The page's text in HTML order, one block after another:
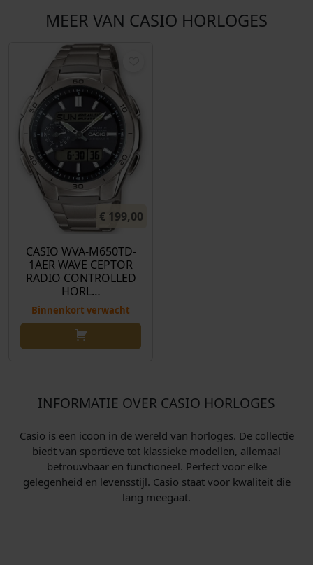
MEER VAN CASIO HORLOGES
€ 199,00
CASIO WVA-M650TD-
1AER WAVE CEPTOR
RADIO CONTROLLED
HORL…
Binnenkort verwacht
INFORMATIE OVER CASIO HORLOGES
Casio is een icoon in de wereld van horloges. De collectie
biedt van sportieve tot klassieke modellen, allemaal
betrouwbaar en functioneel. Perfect voor elke
gelegenheid en levensstijl. Casio staat voor kwaliteit die
lang meegaat.